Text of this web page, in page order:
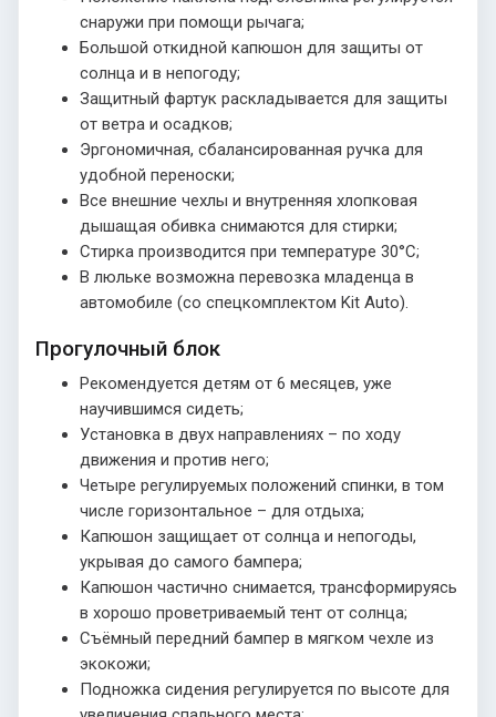
снаружи при помощи рычага;
Большой откидной капюшон для защиты от
солнца и в непогоду;
Защитный фартук раскладывается для защиты
от ветра и осадков;
Эргономичная, сбалансированная ручка для
удобной переноски;
Все внешние чехлы и внутренняя хлопковая
дышащая обивка снимаются для стирки;
Стирка производится при температуре 30°С;
В люльке возможна перевозка младенца в
автомобиле (со спецкомплектом Kit Auto).
Прогулочный блок
Рекомендуется детям от 6 месяцев, уже
научившимся сидеть;
Установка в двух направлениях – по ходу
движения и против него;
Четыре регулируемых положений спинки, в том
числе горизонтальное – для отдыха;
Капюшон защищает от солнца и непогоды,
укрывая до самого бампера;
Капюшон частично снимается, трансформируясь
в хорошо проветриваемый тент от солнца;
Съёмный передний бампер в мягком чехле из
экокожи;
Подножка сидения регулируется по высоте для